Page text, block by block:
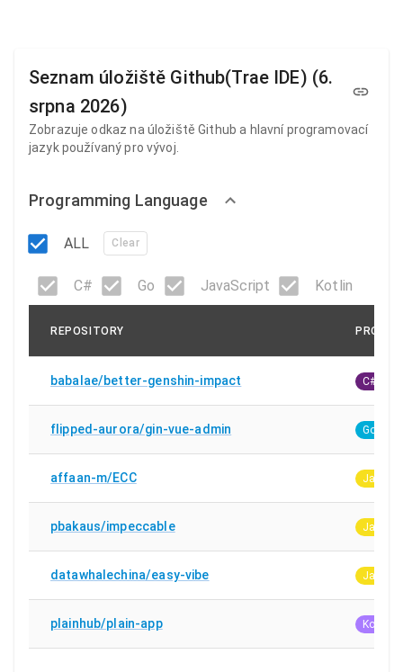
Seznam úložiště Github(Trae IDE) (6.
srpna 2026)
Zobrazuje odkaz na úložiště Github a hlavní programovací
jazyk používaný pro vývoj.
Programming Language
ALL Clear
C# Go JavaScript Kotlin
REPOSITORY
babalae/better-genshin-impact C#
flipped-aurora/gin-vue-admin Go
affaan-m/ECC
pbakaus/impeccable
datawhalechina/easy-vibe
plainhub/plain-app Kotlin